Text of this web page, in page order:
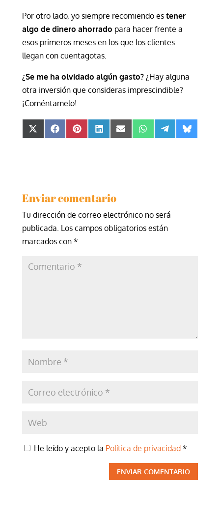
Por otro lado, yo siempre recomiendo es tener
algo de dinero ahorrado para hacer frente a
esos primeros meses en los que los clientes
llegan con cuentagotas.
¿Se me ha olvidado algún gasto?¿Hay alguna
otra inversión que consideras imprescindible?
¡Coméntamelo!
Compartir
en
Compartir
en
Compartir
en
Compartir
en
Compartir
en
Compartir
en
Compartir
en
en
Enviar comentario
Tu dirección de correo electrónico no será
publicada. Los campos obligatorios están
marcados con *
He leído y acepto la Política de privacidad *